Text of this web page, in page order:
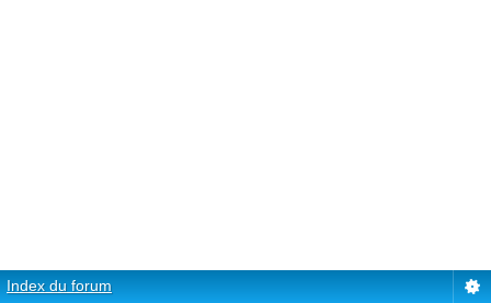
Index du forum